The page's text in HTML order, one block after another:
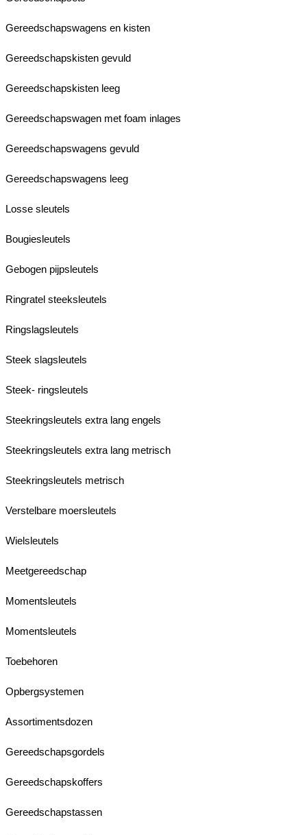
Gereedschapswagens en kisten
Gereedschapskisten gevuld
Gereedschapskisten leeg
Gereedschapswagen met foam inlages
Gereedschapswagens gevuld
Gereedschapswagens leeg
Losse sleutels
Bougiesleutels
Gebogen pijpsleutels
Ringratel steeksleutels
Ringslagsleutels
Steek slagsleutels
Steek- ringsleutels
Steekringsleutels extra lang engels
Steekringsleutels extra lang metrisch
Steekringsleutels metrisch
Verstelbare moersleutels
Wielsleutels
Meetgereedschap
Momentsleutels
Momentsleutels
Toebehoren
Opbergsystemen
Assortimentsdozen
Gereedschapsgordels
Gereedschapskoffers
Gereedschapstassen